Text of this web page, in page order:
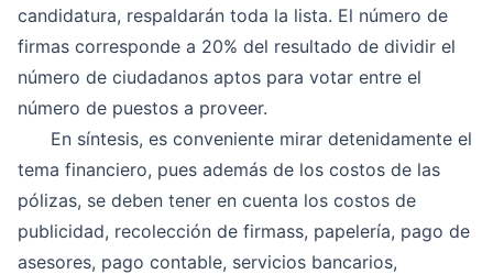
candidatura, respaldarán toda la lista. El número de
firmas corresponde a 20% del resultado de dividir el
número de ciudadanos aptos para votar entre el
número de puestos a proveer.
En síntesis, es conveniente mirar detenidamente el
tema financiero, pues además de los costos de las
pólizas, se deben tener en cuenta los costos de
publicidad, recolección de firmass, papelería, pago de
asesores, pago contable, servicios bancarios,